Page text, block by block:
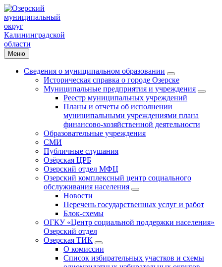
Меню
Сведения о муниципальном образовании
Историческая справка о городе Озерске
Муниципальные предприятия и учреждения
Реестр муниципальных учреждений
Планы и отчеты об исполнении
муниципальными учреждениями плана
финансово-хозяйственной деятельности
Образовательные учреждения
СМИ
Публичные слушания
Озёрская ЦРБ
Озерский отдел МФЦ
Озерский комплексный центр социального
обслуживания населения
Новости
Перечень государственных услуг и работ
Блок-схемы
ОГКУ «Центр социальной поддержки населения»
Озерский отдел
Озерская ТИК
О комиссии
Список избирательных участков и схемы